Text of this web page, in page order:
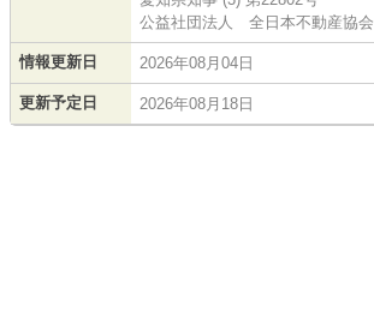
公益社団法人 全日本不動産協会
情報更新日 2026年08月04日
更新予定日 2026年08月18日